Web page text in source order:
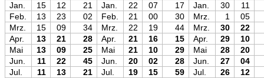
Jan. 15 12 21 Jan. 22 07 17 Jan. 30
11
Feb.
13 23 02 Feb. 21 00 30 Mrz. 1
05
Mrz.
15 09 34 Mrz. 22 19 44 Mrz. 30
22
Apr.
13 21 28 Apr. 21 16 15 Apr. 29
10
Mai
13 09 25 Mai 21 10 29 Mai 28
20
Jun.
11 22 45 Jun. 20 02 28 Jun. 27
04
Jul.
11 13 21 Jul. 19 15 59 Jul. 26
12